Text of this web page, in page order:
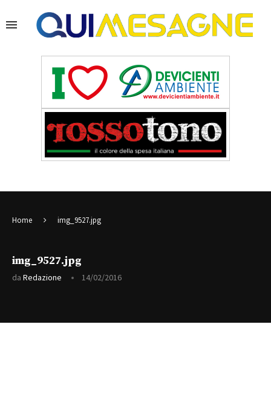
Home img_9527.jpg
img_9527.jpg
da Redazione 14/02/2016